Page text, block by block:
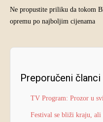
Ne propustite priliku da tokom
opremu po najboljim cijenama
Preporučeni članci
TV Program: Prozor u
Festival se bliži kraju, ali